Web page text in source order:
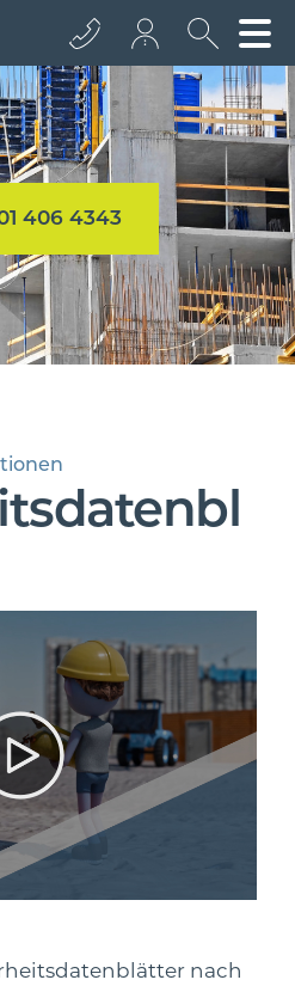
+43 512 362233
info@euro­bau.com
inndata
406 4343
nach